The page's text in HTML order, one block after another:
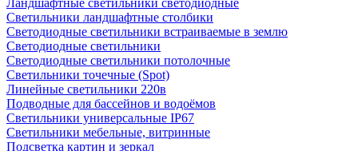
Ландшафтные светильники светодиодные
Светильники ландшафтные столбики
Светодиодные светильники встраиваемые в землю
Светодиодные светильники
Светодиодные светильники потолочные
Светильники точечные (Spot)
Линейные светильники 220в
Подводные для бассейнов и водоёмов
Светильники универсальные IP67
Светильники мебельные, витринные
Подсветка картин и зеркал